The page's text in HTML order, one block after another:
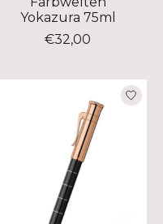
Yokazura 75ml
€32,00